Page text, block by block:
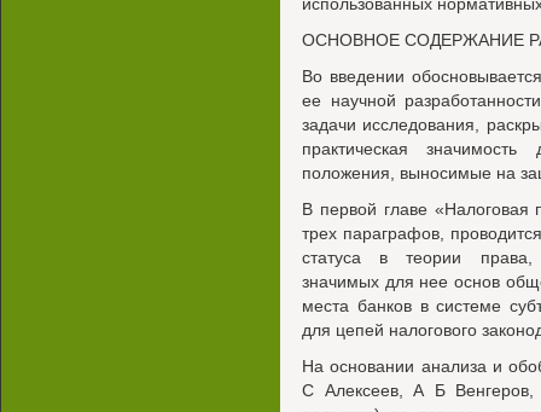
ОСНОВНОЕ СОДЕРЖАНИЕ
Во введении
ее научной
задачи исследования,
практическая
положения, выносимые на
В первой главе «Налоговая
трех параграфов,
статуса в теории права,
значимых для нее основ
места банков в системе
для цепей налогового
На основании анализа и
С Алексеев, А Б